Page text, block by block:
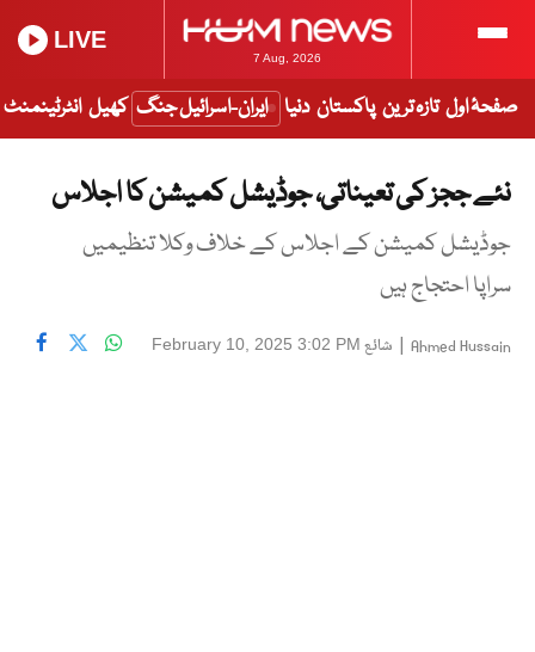
7 Aug, 2026
LIVE
صفحۂ اول تازہ ترین پاکستان دنیا ایران-اسرائیل جنگ کھیل انٹرٹینمنٹ
نئے ججز کی تعیناتی، جوڈیشل کمیشن کا اجلاس
جوڈیشل کمیشن کے اجلاس کے خلاف وکلا تنظیمیں
سراپا احتجاج ہیں
Ahmed Hussain
| شائع February 10, 2025 3:02 PM